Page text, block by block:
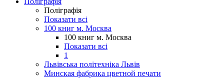
Поліграфія
Показати всі
100 книг м. Москва
100 книг м. Москва
Показати всі
1
Львівська політехніка Львів
Минская фабрика цветной печати